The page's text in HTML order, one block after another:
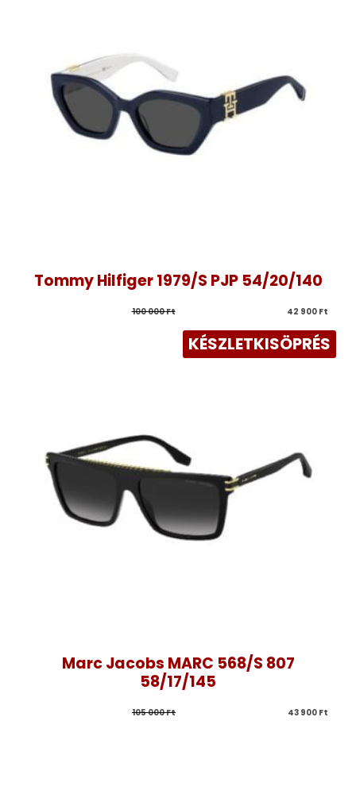
Tommy Hilfiger 1979/S PJP 54/20/140
100 000 Ft 42 900 Ft
KÉSZLETKISÖPRÉS
Marc Jacobs MARC 568/S 807
58/17/145
105 000 Ft 43 900 Ft